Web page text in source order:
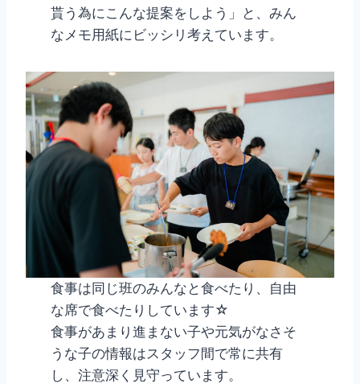
貰う為にこんな提案をしよう」と、みん
なメモ用紙にビッシリ考えています。
食事は同じ班のみんなと食べたり、自由
な席で食べたりしています☆
食事があまり進まない子や元気がなさそ
うな子の情報はスタッフ間で常に共有
し、注意深く見守っています。